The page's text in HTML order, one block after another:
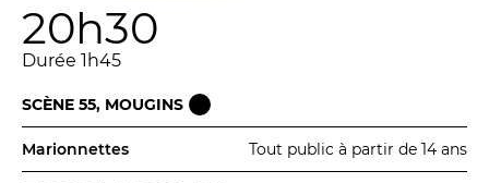
20h30
Durée 1h45
SCÈNE 55, MOUGINS
Marionnettes Tout public à partir de 14 ans